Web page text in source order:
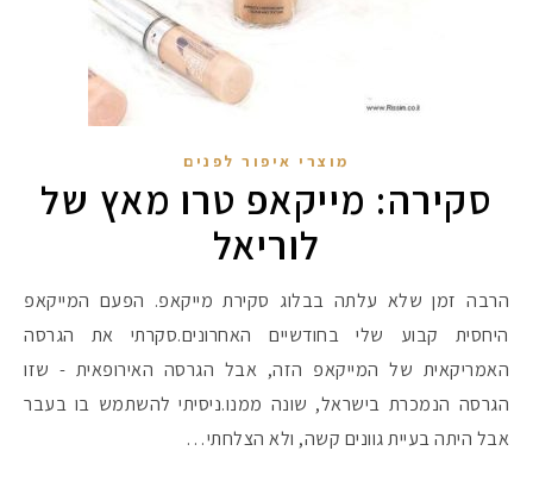
מוצרי איפור לפנים
סקירה: מייקאפ טרו מאץ של
לוריאל
הרבה זמן שלא עלתה בבלוג סקירת מייקאפ. הפעם המייקאפ
היחסית קבוע שלי בחודשיים האחרונים.סקרתי את הגרסה
האמריקאית של המייקאפ הזה, אבל הגרסה האירופאית - שזו
הגרסה הנמכרת בישראל, שונה ממנו.ניסיתי להשתמש בו בעבר
אבל היתה בעיית גוונים קשה, ולא הצלחתי…